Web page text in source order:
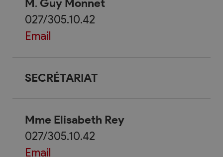
M. Guy Monnet
027/305.10.42
Email
SECRÉTARIAT
Mme Elisabeth Rey
027/305.10.42
Email